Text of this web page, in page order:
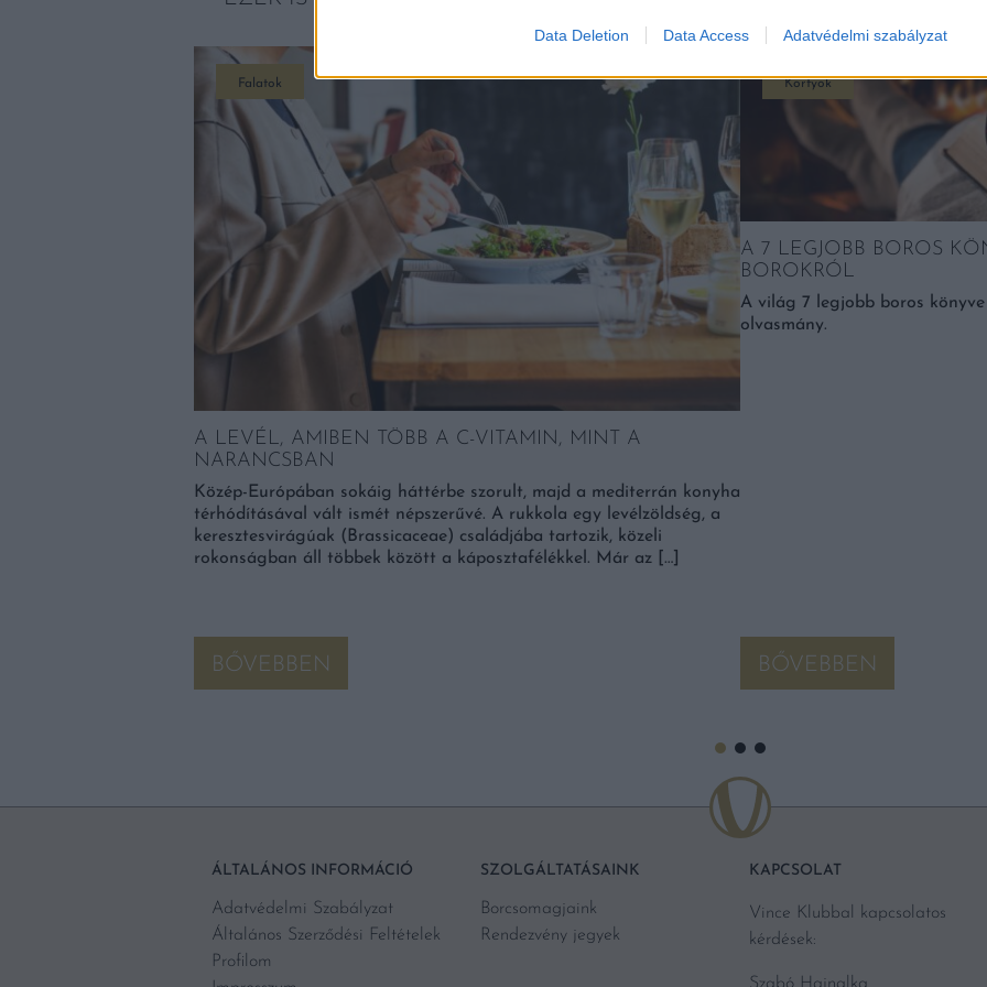
Data Deletion Data Access Adatvédelmi szabályzat
Falatok
A LEVÉL, AMIBEN TÖBB A C-VITAMIN, MINT A
NARANCSBAN
Közép-Európában sokáig háttérbe szorult, majd a mediterrán konyha
térhódításával vált ismét népszerűvé. A rukkola egy levélzöldség, a
keresztesvirágúak (Brassicaceae) családjába tartozik, közeli
rokonságban áll többek között a káposztafélékkel. Már az […]
BŐVEBBEN
Kortyok
A 7 LEGJOBB BOROS
BOROKRÓL
A világ 7 legjobb boros
olvasmány.
BŐVEBBEN
ÁLTALÁNOS INFORMÁCIÓ
Adatvédelmi Szabályzat
Általános Szerződési Feltételek
Profilom
SZOLGÁLTATÁSAINK
Borcsomagjaink
Rendezvény jegyek
KAPCSOLAT
Vince Klubbal kapcsolatos
kérdések: